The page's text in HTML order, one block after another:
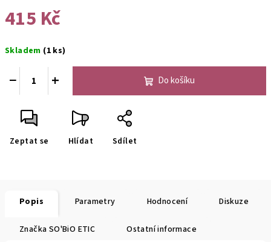
415 Kč
cena:
Skladem (1 ks)
+
− Do košíku
Zeptat se Hlídat Sdílet
Popis Parametry Hodnocení Diskuze
Značka SO'BiO ETIC Ostatní informace